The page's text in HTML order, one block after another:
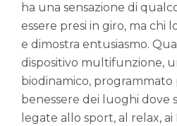
ha una sensazione di
essere presi in giro, ma chi
e dimostra entusiasmo.
dispositivo multifunzione,
biodinamico, programmato
benessere dei luoghi dove
legate allo sport, al relax,